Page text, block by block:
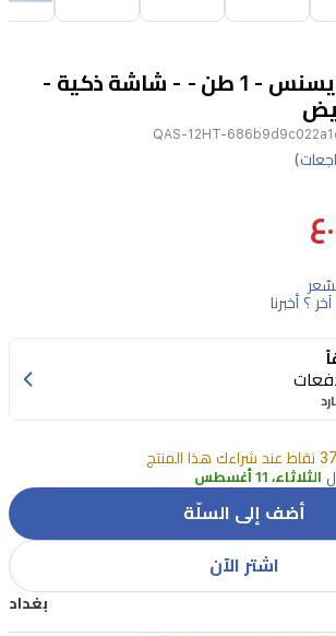
سبلت جداري هايسنس - 1 طن - - شاشة ذكية -
QAS-12HT-
؟ أخبرنا
الثلاثاء، 11 أغسطس
أضف إلى السلّة
اشتر الآن
بغداد